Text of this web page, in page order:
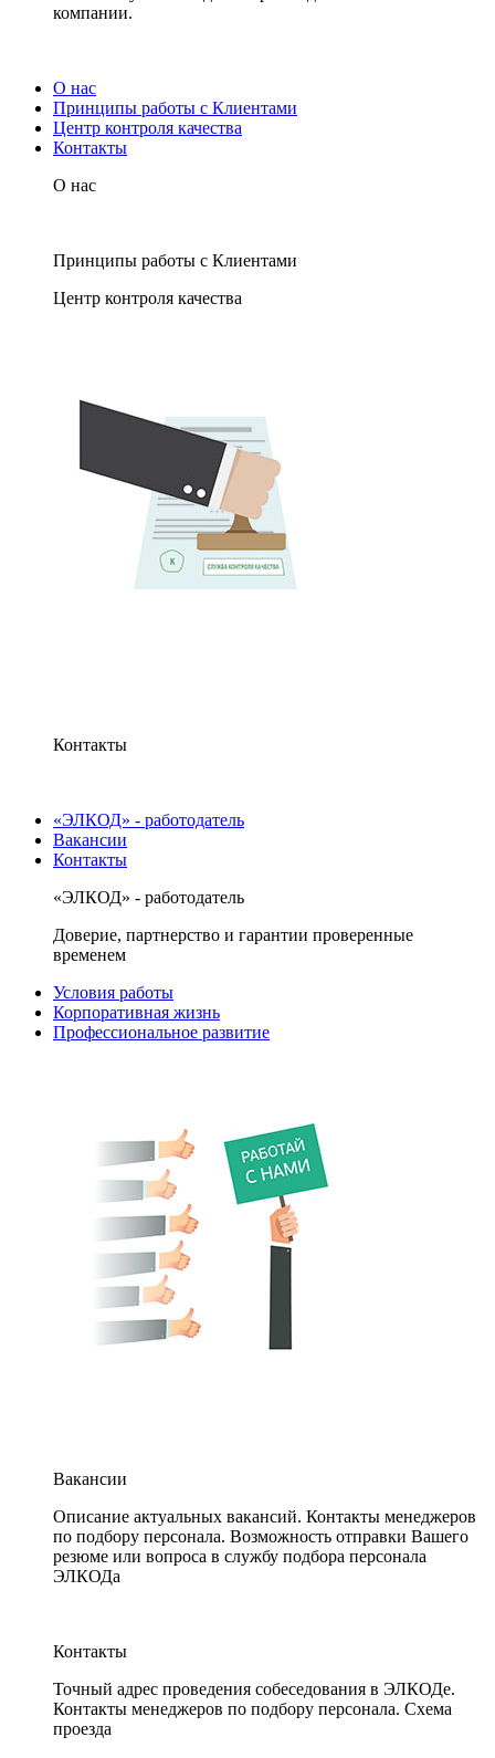
компании.
О нас
Принципы работы с Клиентами
Центр контроля качества
Контакты
О нас
Принципы работы с Клиентами
Центр контроля качества
Контакты
«ЭЛКОД» - работодатель
Вакансии
Контакты
«ЭЛКОД» - работодатель
Доверие, партнерство и гарантии проверенные
временем
Условия работы
Корпоративная жизнь
Профессиональное развитие
Вакансии
Описание актуальных вакансий. Контакты менеджеров
по подбору персонала. Возможность отправки Вашего
резюме или вопроса в службу подбора персонала
ЭЛКОДа
Контакты
Точный адрес проведения собеседования в ЭЛКОДе.
Контакты менеджеров по подбору персонала. Схема
проезда